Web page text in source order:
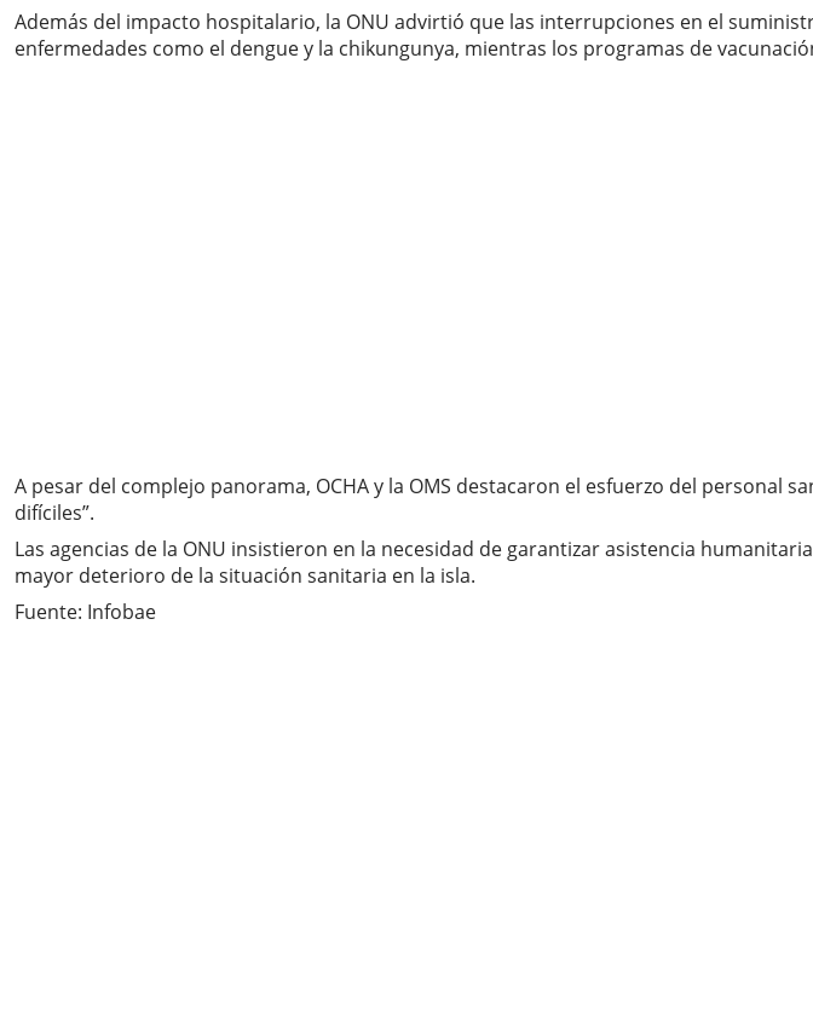
Además del impacto hospitalario, la ONU advirtió que las interrupciones en el
enfermedades como el dengue y la chikungunya, mientras los programas de
A pesar del complejo panorama, OCHA y la OMS destacaron el esfuerzo del
difíciles”.
Las agencias de la ONU insistieron en la necesidad de garantizar asistencia
mayor deterioro de la situación sanitaria en la isla.
Fuente: Infobae